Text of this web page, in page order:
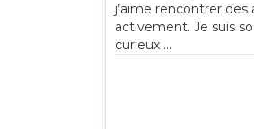
j’aime rencontrer
activement. Je suis
curieux ...